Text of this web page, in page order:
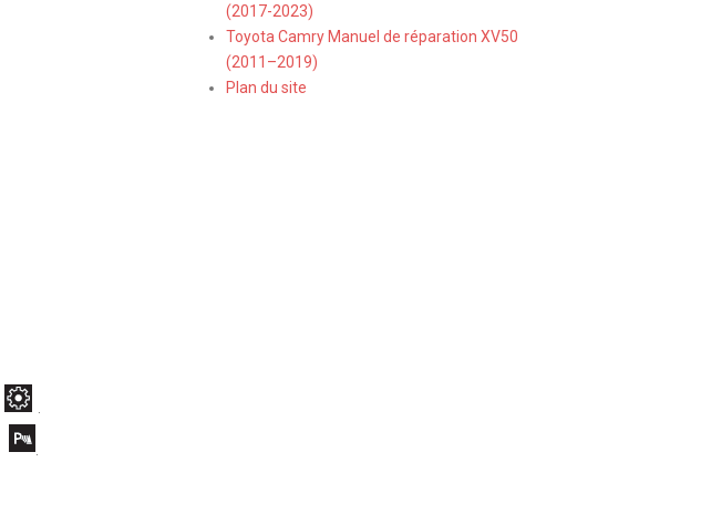
.
(2017-2023)
Toyota Camry Manuel de réparation XV50
(2011–2019)
Plan du site